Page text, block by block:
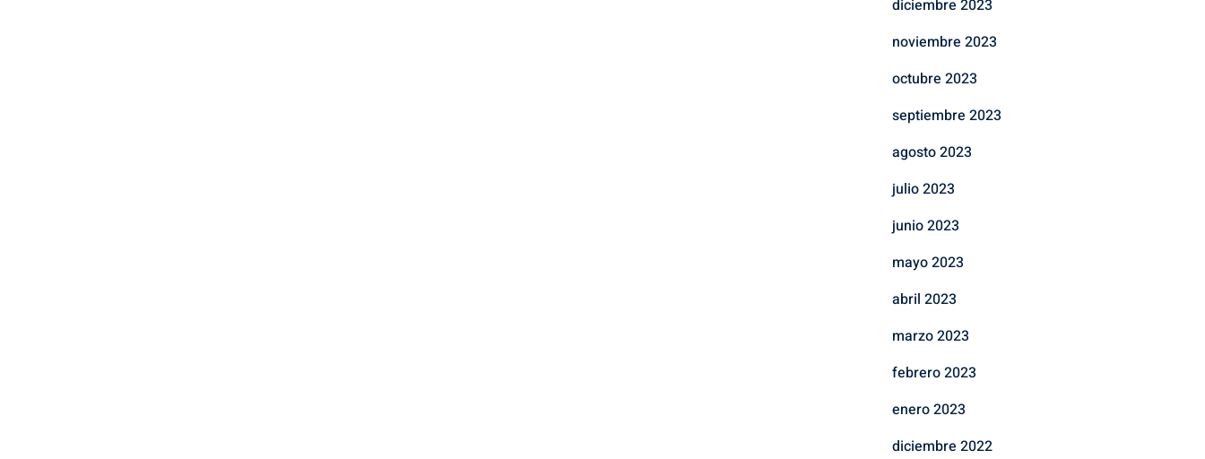
diciembre 2023
noviembre 2023
octubre 2023
septiembre 2023
agosto 2023
julio 2023
junio 2023
mayo 2023
abril 2023
marzo 2023
febrero 2023
enero 2023
diciembre 2022